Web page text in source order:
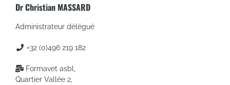
Dr Christian MASSARD
Administrateur délégué
+32 (0)496 219 182
Formavet asbl,
Quartier Vallée 2,